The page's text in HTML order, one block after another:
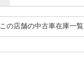
この店舗の中古車在庫一覧